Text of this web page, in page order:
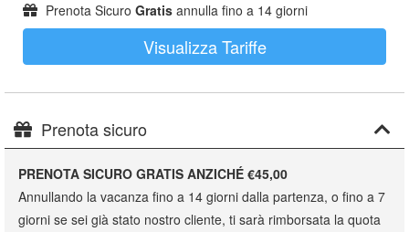
Prenota Sicuro Gratis annulla fino a 14 giorni
Visualizza Tariffe
Prenota sicuro
PRENOTA SICURO GRATIS ANZICHÉ €45,00
Annullando la vacanza fino a 14 giorni dalla partenza, o fino a 7
giorni se sei già stato nostro cliente, ti sarà rimborsata la quota